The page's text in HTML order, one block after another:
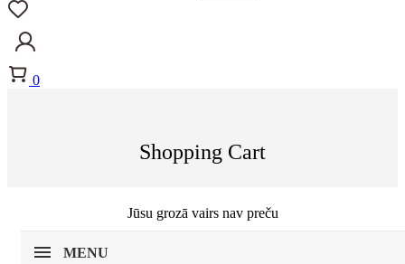
0
Shopping Cart
Jūsu grozā vairs nav preču
MENU